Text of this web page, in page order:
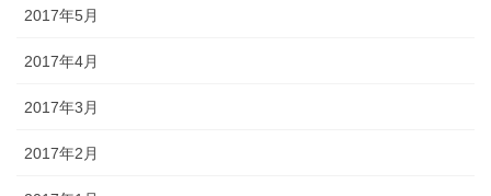
2017年5月
2017年4月
2017年3月
2017年2月